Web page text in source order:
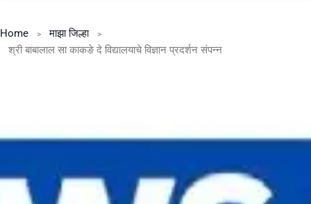
Home
माझा जिल्हा
श्री बाबालाल सा काकङे दे विद्यालयाचे विज्ञान प्रदर्शन संपन्न